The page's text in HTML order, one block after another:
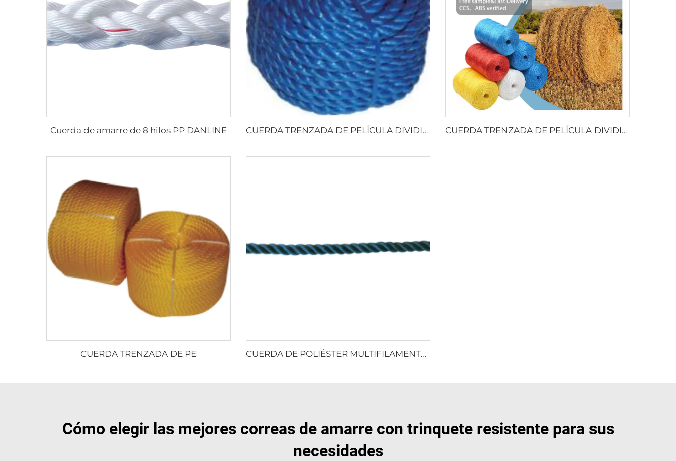
Cuerda de amarre de 8 hilos PP DANLINE CUERDA TRENZADA DE PELÍCULA DIVIDIDA DE PP CUERDA TRENZADA DE PELÍCULA DIVIDIDA DE PP
CUERDA TRENZADA DE PE CUERDA DE POLIÉSTER MULTIFILAMENTO RETORCIDA
Cómo elegir las mejores correas de amarre con trinquete resistente para sus
necesidades